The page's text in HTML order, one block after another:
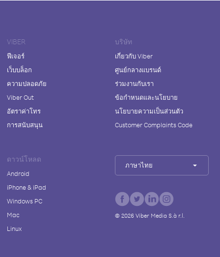
VIBER
ฟีเจอร์
เว็บบล็อก
ความปลอดภัย
Viber Out
อัตราค่าโทร
การสนับสนุน
บริษัท
เกี่ยวกับ Viber
ศูนย์กลางแบรนด์
ร่วมงานกับเรา
ข้อกำหนดและนโยบาย
นโยบายความเป็นส่วนตัว
Customer Complaints Code
ดาวน์โหลด
Android
iPhone & iPad
Windows PC
Mac
Linux
ภาษาไทย
© 2026Viber Media S.à r.l.